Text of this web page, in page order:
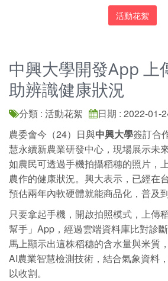
活動花絮
中興大學開發App 上
助辨識健康狀況
分類 : 活動花絮
日期 : 2022-01-
農委會今（24）日與中興大學簽訂合
慧永續新農業研發中心，現場展示未
如農民可透過手機拍攝稻穗的照片，
農作的健康狀況。興大表示，已經在
預估兩年內軟硬體就能商品化，普及到
只要拿起手機，開啟拍照模式，上傳
幫手」App，經過雲端資料庫比對診
馬上顯示出這株稻穗的含水量與米質
AI農業智慧檢測技術，結合氣象資料
以收割。